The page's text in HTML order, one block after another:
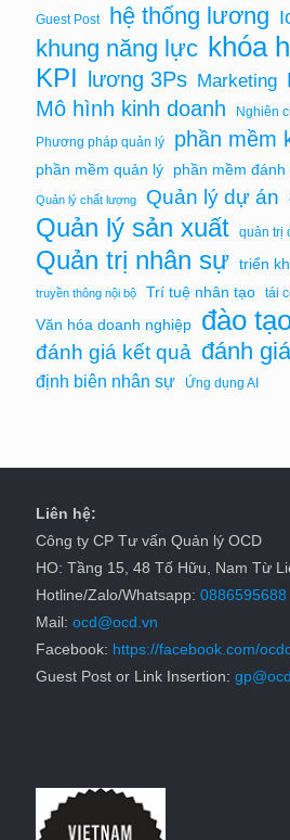
Guest Post hệ thống lương
khung năng lực khóa
KPI lương 3Ps Marketing
Mô hình kinh doanh
Nghiên
Phương pháp quản lý
phần mềm
phần mềm quản lý phần mềm
Quản lý chất lượng Quản lý dự án
Quản lý sản xuất quản trị
Quản trị nhân sự triển
truyền thông nội bộ Trí tuệ nhân tạo tái
Văn hóa doanh nghiệp đào
đánh giá kết quả đánh
định biên nhân sự Ứng dụng AI
Liên hệ:
Công ty CP Tư vấn Quản lý OCD
HO: Tầng 15, 48 Tố Hữu, Nam Từ
Hotline/Zalo/Whatsapp: 0886595688
Mail: ocd@ocd.vn
Facebook: https://facebook.com/
Guest Post or Link Insertion: